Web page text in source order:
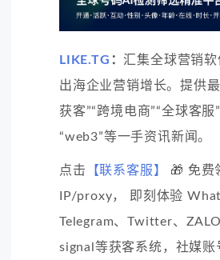
LIKE.TG ： 汇集全球营销
出海企业营销增长。提供
获客”“跨境电商”“全球客服
“web3”等一手资讯新闻。
点击 【联系客服】
🎁 免费
IP/proxy， 即刻体验
Telegram、Twitter、
signal等获客系统，社媒账